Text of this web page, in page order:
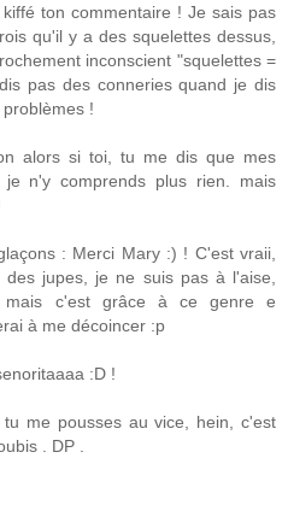
ton commentaire ! Je sais pas
qu'il y a des squelettes dessus,
inconscient "squelettes =
pas des conneries quand je dis
!
alors si toi, tu me dis que mes
n'y comprends plus rien. mais
: Merci Mary :) ! C'est vraii,
jupes, je ne suis pas à l'aise,
mais c'est grâce à ce genre e
à me décoincer :p
:D !
me pousses au vice, hein, c'est
. DP .